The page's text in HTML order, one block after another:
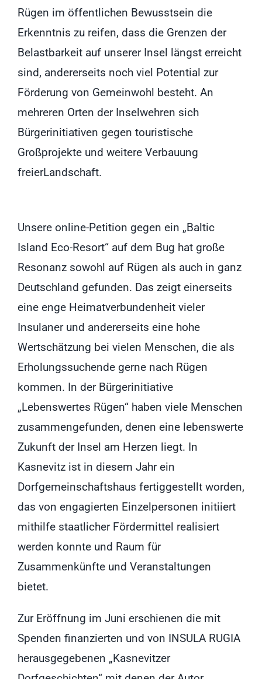
Rügen im öffentlichen Bewusstsein die
Erkenntnis zu reifen, dass die Grenzen der
Belastbarkeit auf unserer Insel längst erreicht
sind, andererseits noch viel Potential zur
Förderung von Gemeinwohl besteht. An
mehreren Orten der Inselwehren sich
Bürgerinitiativen gegen touristische
Großprojekte und weitere Verbauung
freierLandschaft.
Unsere online-Petition gegen ein „Baltic
Island Eco-Resort“ auf dem Bug hat große
Resonanz sowohl auf Rügen als auch in ganz
Deutschland gefunden. Das zeigt einerseits
eine enge Heimatverbundenheit vieler
Insulaner und andererseits eine hohe
Wertschätzung bei vielen Menschen, die als
Erholungssuchende gerne nach Rügen
kommen. In der Bürgerinitiative
„Lebenswertes Rügen“ haben viele Menschen
zusammengefunden, denen eine lebenswerte
Zukunft der Insel am Herzen liegt. In
Kasnevitz ist in diesem Jahr ein
Dorfgemeinschaftshaus fertiggestellt worden,
das von engagierten Einzelpersonen initiiert
mithilfe staatlicher Fördermittel realisiert
werden konnte und Raum für
Zusammenkünfte und Veranstaltungen
bietet.
Zur Eröffnung im Juni erschienen die mit
Spenden finanzierten und von INSULA RUGIA
herausgegebenen „Kasnevitzer